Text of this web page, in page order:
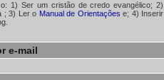
1) Ser um cristão de credo evangélico; 2)
; 3) Ler o Manual de Orientações e; 4) Inserir
e-mail